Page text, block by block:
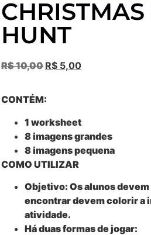
HUNT
R$10,00 R$ 5,00
CONTÉM:
1 worksheet
8 imagens grandes
8 imagens pequena
COMO UTILIZAR
Objetivo: Os alunos
encontrar devem colorir a
atividade.
Há duas formas de jogar: